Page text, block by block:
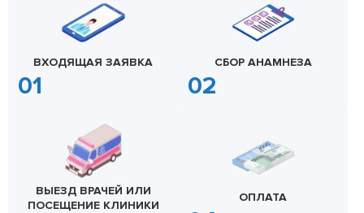
ВХОДЯЩАЯ ЗАЯВКА СБОР АНАМНЕЗА
ВЫЕЗД ВРАЧЕЙ ИЛИ
ПОСЕЩЕНИЕ КЛИНИКИ
ОПЛАТА